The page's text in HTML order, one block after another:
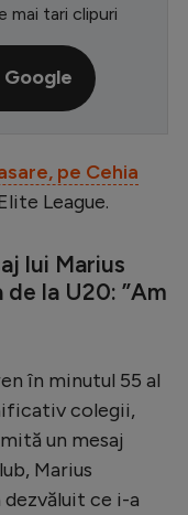
mai tari clipuri
pe Cehia
League.
lui Marius
la U20: ”Am
în minutul 55 al
colegii,
un mesaj
Marius
dezvăluit ce i-a